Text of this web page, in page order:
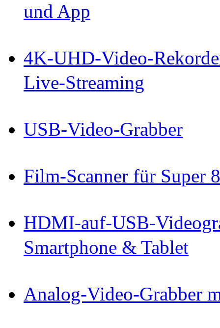
und App
4K-UHD-Video-
Live-Streaming
USB-Video-Grabber
Film-Scanner für Super
HDMI-auf-USB-
Smartphone & Tablet
Analog-Video-Grabber